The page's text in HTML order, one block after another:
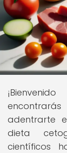
adentrarte
dieta
científicos